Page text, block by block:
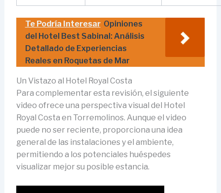
Te Podría Interesar Opiniones
del Hotel Best Sabinal: Análisis
Detallado de Experiencias
Reales en Roquetas de Mar
Un Vistazo al Hotel Royal Costa
Para complementar esta revisión, el siguiente
video ofrece una perspectiva visual del Hotel
Royal Costa en Torremolinos. Aunque el video
puede no ser reciente, proporciona una idea
general de las instalaciones y el ambiente,
permitiendo a los potenciales huéspedes
visualizar mejor su posible estancia.